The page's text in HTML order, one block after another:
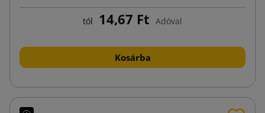
tól 14,67 Ft Adóval
Kosárba